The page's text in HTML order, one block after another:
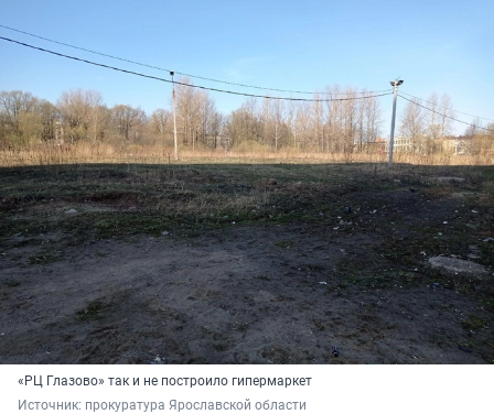
«РЦ Глазово» так и не построило гипермаркет
Источник: прокуратура Ярославской области